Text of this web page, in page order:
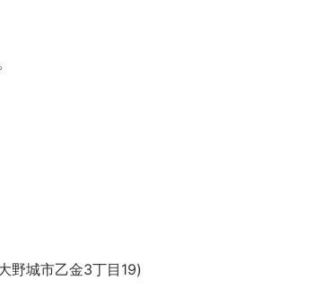
城市乙金3丁目19)